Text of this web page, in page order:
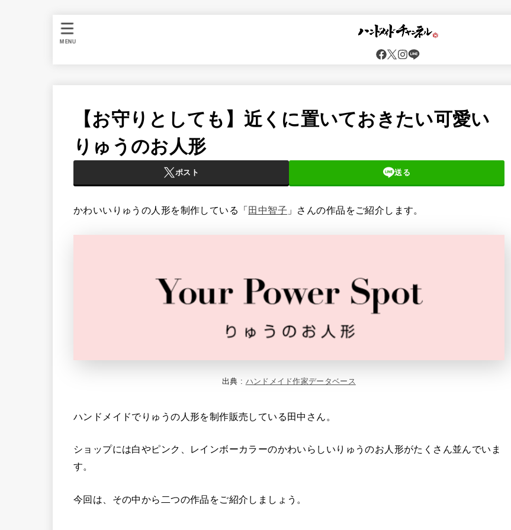
MENU
【お守りとしても】近くに置いておきたい可愛い
りゅうのお人形
ポスト 送る
かわいいりゅうの人形を制作している「田中智子 」さんの作品をご紹介します。
出典 : ハンドメイド作家データベース
ハンドメイドでりゅうの人形を制作販売している田中さん。
ショップには白やピンク、レインボーカラーのかわいらしいりゅうのお人形がたくさん並んでいま
す。
今回は、その中から二つの作品をご紹介しましょう。